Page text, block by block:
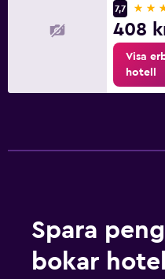
7,7
4
408
Visa
hotell
Spara
bokar